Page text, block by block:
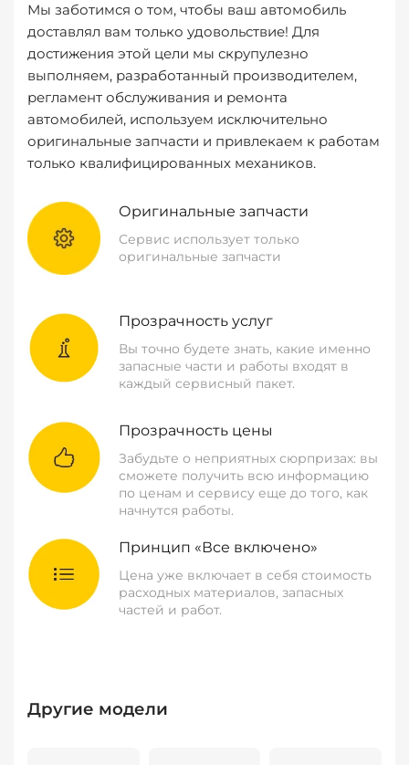
Мы заботимся о том, чтобы ваш автомобиль
доставлял вам только удовольствие! Для
достижения этой цели мы скрупулезно
выполняем, разработанный производителем,
регламент обслуживания и ремонта
автомобилей, используем исключительно
оригинальные запчасти и привлекаем к работам
только квалифицированных механиков.
Оригинальные запчасти
Сервис использует только
оригинальные запчасти
Прозрачность услуг
Вы точно будете знать, какие именно
запасные части и работы входят в
каждый сервисный пакет.
Прозрачность цены
Забудьте о неприятных сюрпризах: вы
сможете получить всю информацию
по ценам и сервису еще до того, как
начнутся работы.
Принцип «Все включено»
Цена уже включает в себя стоимость
расходных материалов, запасных
частей и работ.
Другие модели